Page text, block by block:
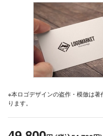
※本ロゴデザインの盗作・模倣は
ります。